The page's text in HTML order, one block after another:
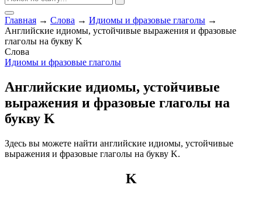
Главная → Слова → Идиомы и фразовые глаголы →
Английские идиомы, устойчивые выражения и фразовые
глаголы на букву K
Слова
Идиомы и фразовые глаголы
Английские идиомы, устойчивые
выражения и фразовые глаголы на
букву K
Здесь вы можете найти английские идиомы, устойчивые
выражения и фразовые глаголы на букву K.
K